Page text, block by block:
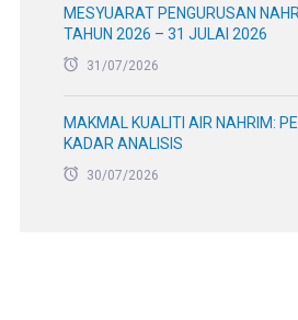
MESYUARAT PENGURUSAN
TAHUN 2026 – 31 JULAI 2026
31/07/2026
MAKMAL KUALITI AIR NAHRIM:
KADAR ANALISIS
30/07/2026